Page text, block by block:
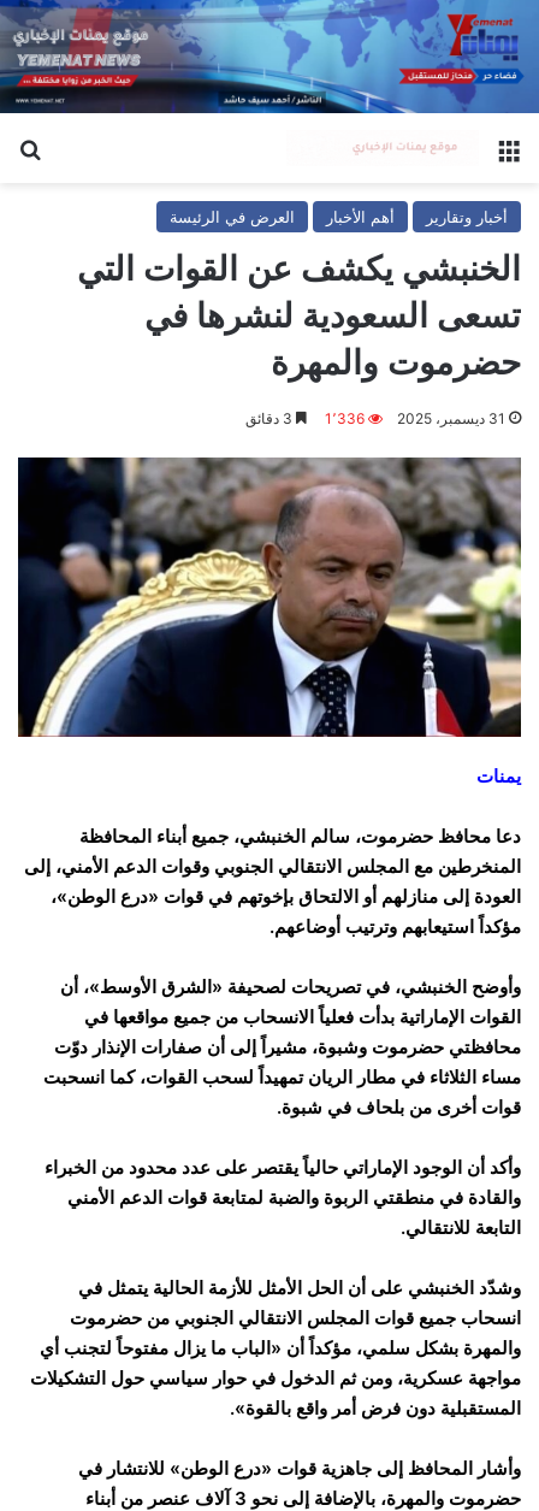
القائمة
أخبار وتقارير أهم الأخبار العرض في الرئيسة
الخنبشي يكشف عن القوات التي
تسعى السعودية لنشرها في
حضرموت والمهرة
31 ديسمبر، 2025 1٬336
يمنات
دعا محافظ حضرموت، سالم الخنبشي، جميع أبناء المحافظة
المنخرطين مع المجلس الانتقالي الجنوبي وقوات الدعم الأمني، إلى
العودة إلى منازلهم أو الالتحاق بإخوتهم في قوات «درع الوطن»،
مؤكداً استيعابهم وترتيب أوضاعهم.
وأوضح الخنبشي، في تصريحات لصحيفة «الشرق الأوسط»، أن
القوات الإماراتية بدأت فعلياً الانسحاب من جميع مواقعها في
محافظتي حضرموت وشبوة، مشيراً إلى أن صفارات الإنذار دوّت
مساء الثلاثاء في مطار الريان تمهيداً لسحب القوات، كما انسحبت
قوات أخرى من بلحاف في شبوة.
وأكد أن الوجود الإماراتي حالياً يقتصر على عدد محدود من الخبراء
والقادة في منطقتي الربوة والضبة لمتابعة قوات الدعم الأمني
التابعة للانتقالي.
وشدّد الخنبشي على أن الحل الأمثل للأزمة الحالية يتمثل في
انسحاب جميع قوات المجلس الانتقالي الجنوبي من حضرموت
والمهرة بشكل سلمي، مؤكداً أن «الباب ما يزال مفتوحاً لتجنب أي
مواجهة عسكرية، ومن ثم الدخول في حوار سياسي حول التشكيلات
المستقبلية دون فرض أمر واقع بالقوة».
وأشار المحافظ إلى جاهزية قوات «درع الوطن» للانتشار في
حضرموت والمهرة، بالإضافة إلى نحو 3 آلاف عنصر من أبناء